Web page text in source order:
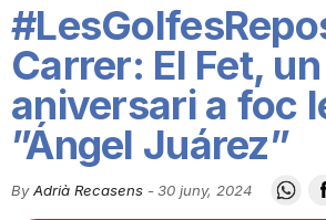
C
i
Carrer: El Fet, un
aniversari a foc
”Ángel Juárez”
By Adrià Recasens -30 juny, 2024